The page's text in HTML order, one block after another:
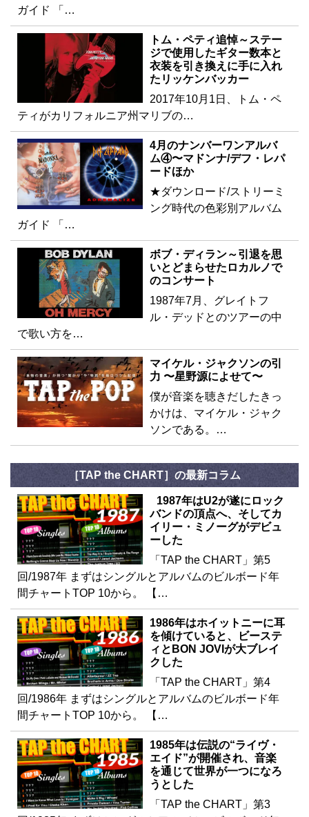
ガイド 「…
トム・ペティ追悼～ステー
ジで使用したギター数本と
衣装を引き換えに手に入れ
たリッケンバッカー
2017年10月1日、トム・ペ
ティがカリフォルニア州マリブの…
4月のナンバーワンアルバ
ム④〜マドンナ/デフ・レパ
ードほか
★ダウンロード/ストリーミ
ング時代の色彩別アルバム
ガイド 「…
ボブ・ディラン～引退を思
いとどまらせたロカルノで
のコンサート
1987年7月、グレイトフ
ル・デッドとのツアーの中
で歌い方を…
マイケル・ジャクソンの引
力 〜星野源によせて〜
僕が音楽を聴きだしたきっ
かけは、マイケル・ジャク
ソンである。…
［TAP the CHART］の最新コラム
1987年はU2が遂にロック
バンドの頂点へ、そしてカ
イリー・ミノーグがデビュ
ーした
「TAP the CHART」第5
回/1987年 まずはシングルとアルバムのビルボード年
間チャートTOP 10から。 【…
1986年はホイットニーに耳
を傾けていると、ビーステ
ィとBON JOVIが大ブレイ
クした
「TAP the CHART」第4
回/1986年 まずはシングルとアルバムのビルボード年
間チャートTOP 10から。 【…
1985年は伝説の“ライヴ・
エイド”が開催され、音楽
を通じて世界が一つになろ
うとした
「TAP the CHART」第3